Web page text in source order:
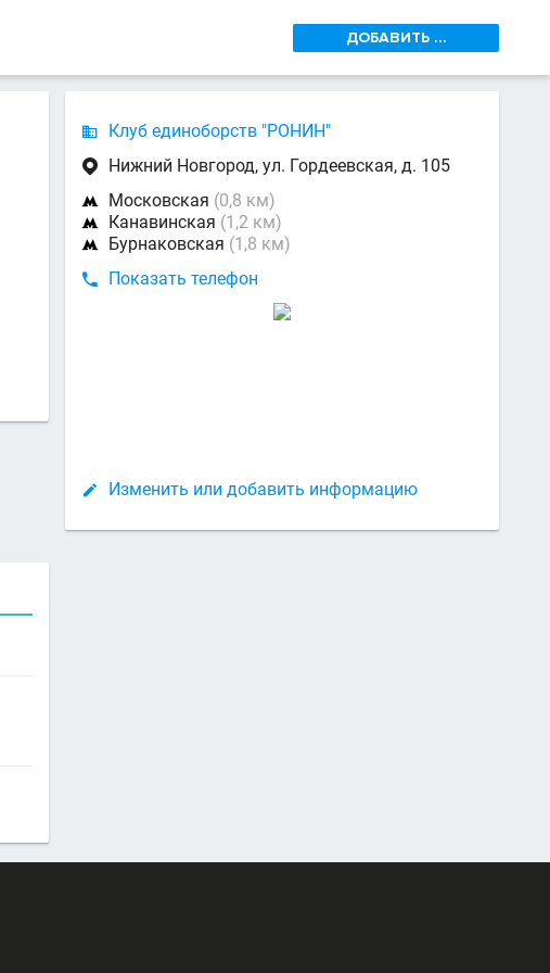
ДОБАВИТЬ ...
 Клуб единоборств "РОНИН"
 Нижний Новгород, ул. Гордеевская, д. 105
 Московская (0,8 км)
 Канавинская (1,2 км)
 Бурнаковская (1,8 км)
 Показать телефон
 Изменить или добавить информацию